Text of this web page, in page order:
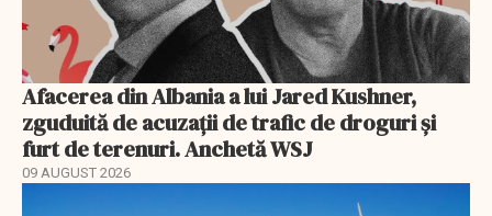
Afacerea din Albania a lui Jared Kushner,
zguduită de acuzații de trafic de droguri și
furt de terenuri. Anchetă WSJ
09 AUGUST 2026